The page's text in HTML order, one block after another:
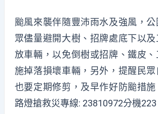
颱風來襲伴隨豐沛雨水及強風，
眾儘量避開大樹、招牌處底下以
放車輛，以免倒樹或招牌、鐵皮
施掉落損壞車輛，另外，提醒民
也要定期修剪，及早作好防颱措
路燈搶救災專線: 23810972分機223